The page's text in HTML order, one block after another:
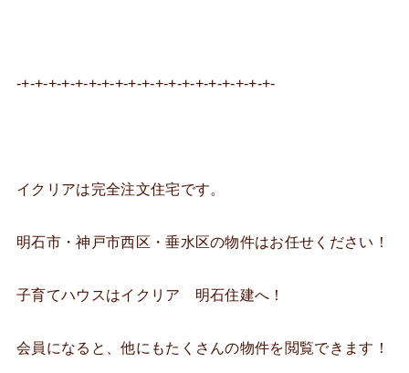
-+-+-+-+-+-+-+-+-+-+-+-+-+-+-+-+-+-+-+-
イクリアは完全注文住宅です。
明石市・神戸市西区・垂水区の物件はお任せください！
子育てハウスはイクリア 明石住建へ！
会員になると、他にもたくさんの物件を閲覧できます！